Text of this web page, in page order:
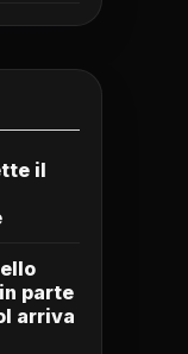
il
parte
arriva